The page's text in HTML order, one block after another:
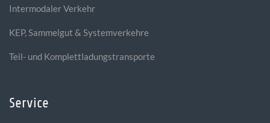
Intermodaler Verkehr
KEP, Sammelgut & Systemverkehre
Teil- und Komplettladungstransporte
Service